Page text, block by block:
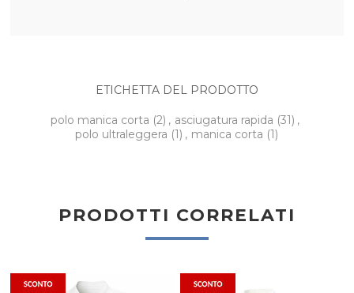
ETICHETTA DEL PRODOTTO
polo manica corta (2) , asciugatura rapida (31) ,
polo ultraleggera (1) , manica corta (1)
PRODOTTI CORRELATI